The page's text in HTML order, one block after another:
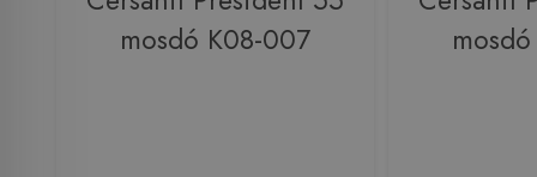
mosdó K08-007